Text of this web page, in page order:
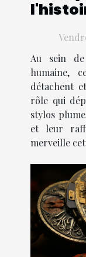
statut
Au sein
humaine,
détachent
rôle qui
stylos
et leur
merveille